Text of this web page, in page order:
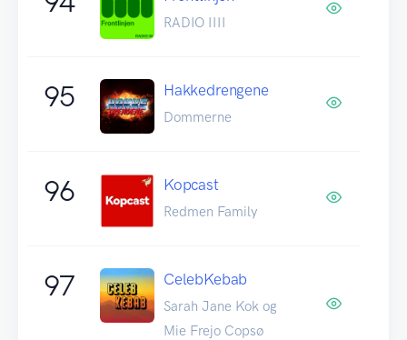
RADIO IIII
95 Hakkedrengene
Dommerne
96 Kopcast
Redmen Family
97 CelebKebab
Sarah Jane Kok og
Mie Frejo Copsø